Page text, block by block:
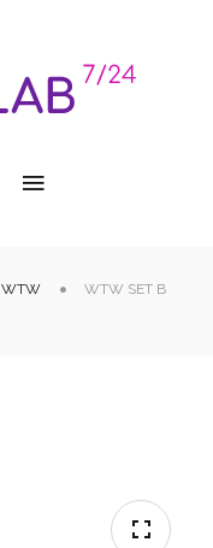
WTW
WTW SET B